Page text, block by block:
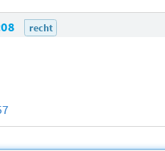
recht